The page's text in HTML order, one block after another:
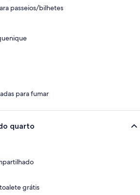
passeios/bilhetes
para fumar
quarto
grátis